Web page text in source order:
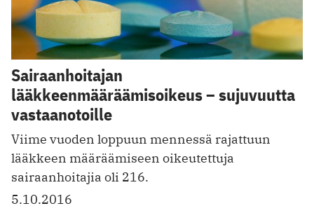
Sairaanhoitajan
lääkkeenmääräämisoikeus – sujuvuutta
vastaanotoille
Viime vuoden loppuun mennessä rajattuun
lääkkeen määräämiseen oikeutettuja
sairaanhoitajia oli 216.
5.10.2016